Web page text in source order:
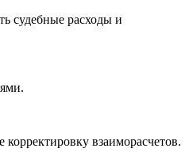
судебные расходы и
взаиморасчетов.